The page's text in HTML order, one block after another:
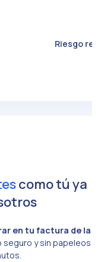
Riesgo real
como tú ya
en tu factura de la
y sin papeleos